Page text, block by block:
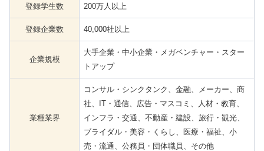
登録学生数 200万人以上
登録企業数 40,000社以上
企業規模
大手企業・中小企業・メガベンチャー・スター
トアップ
業種業界
コンサル・シンクタンク、金融、メーカー、商
社、IT・通信、広告・マスコミ、人材・教育、
インフラ・交通、不動産・建設、旅行・観光、
ブライダル・美容・くらし、医療・福祉、小
売・流通、公務員・団体職員、その他